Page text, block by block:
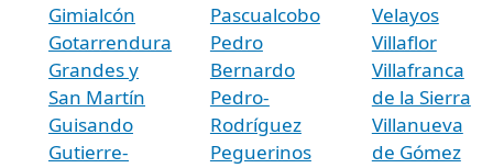
Gimialcón
Gotarrendura
Grandes y
San Martín
Guisando
Gutierre-
Pascualcobo
Pedro
Bernardo
Pedro-
Rodríguez
Peguerinos
Velayos
Villaflor
Villafranca
de la Sierra
Villanueva
de Gómez